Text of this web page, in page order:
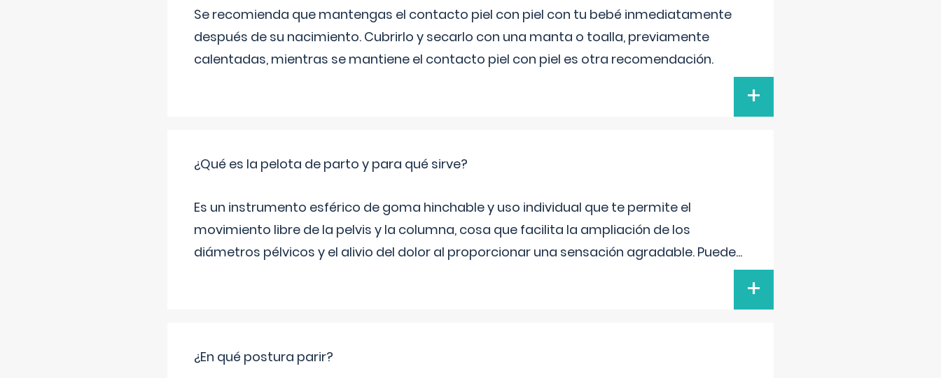
Se recomienda que mantengas el contacto piel con piel con tu bebé inmediatamente
después de su nacimiento. Cubrirlo y secarlo con una manta o toalla, previamente
calentadas, mientras se mantiene el contacto piel con piel es otra recomendación.
+
¿Qué es la pelota de parto y para qué sirve?
Es un instrumento esférico de goma hinchable y uso individual que te permite el
movimiento libre de la pelvis y la columna, cosa que facilita la ampliación de los
diámetros pélvicos y el alivio del dolor al proporcionar una sensación agradable. Puede...
+
¿En qué postura parir?